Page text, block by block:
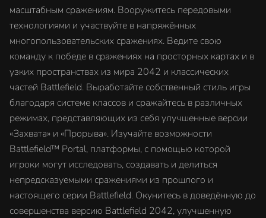
масштабным сражениям. Вооружитесь передовыми
технологиями и участвуйте в напряжённых
многопользовательских сражениях. Ведите свою
команду к победе в сражениях на просторных картах и в
узких пространствах из мира 2042 и классических
частей Battlefield. Выработайте собственный стиль игры
благодаря системе классов и сражайтесь в различных
режимах, представляющих из себя улучшенные версии
«Захвата» и «Прорыва». Изучайте возможности
Battlefield™ Portal, платформы, с помощью которой
игроки могут исследовать, создавать и делиться
непредсказуемыми сражениями из прошлого и
настоящего серии Battlefield. Окунитесь в доведённую до
совершенства версию Battlefield 2042, улучшенную